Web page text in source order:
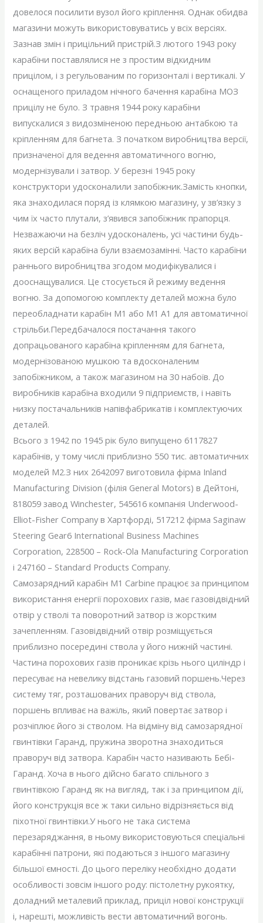
довелося посилити вузол його кріплення. Однак обидва
магазини можуть використовуватись у всіх версіях.
Зазнав змін і прицільний пристрій.З лютого 1943 року
карабіни поставлялися не з простим відкидним
прицілом, і з регульованим по горизонталі і вертикалі. У
оснащеного приладом нічного бачення карабіна МОЗ
прицілу не було. З травня 1944 року карабіни
випускалися з видозміненою передньою антабкою та
кріпленням для багнета. З початком виробництва версії,
призначеної для ведення автоматичного вогню,
модернізували і затвор. У березні 1945 року
конструктори удосконалили запобіжник.Замість кнопки,
яка знаходилася поряд із клямкою магазину, у зв’язку з
чим їх часто плутали, з’явився запобіжник прапорця.
Незважаючи на безліч удосконалень, усі частини будь-
яких версій карабіна були взаємозамінні. Часто карабіни
раннього виробництва згодом модифікувалися і
дооснащувалися. Це стосується й режиму ведення
вогню. За допомогою комплекту деталей можна було
переобладнати карабін M1 або M1 А1 для автоматичної
стрільби.Передбачалося постачання такого
допрацьованого карабіна кріпленням для багнета,
модернізованою мушкою та вдосконаленим
запобіжником, а також магазином на 30 набоїв. До
виробників карабіна входили 9 підприємств, і навіть
низку постачальників напівфабрикатів і комплектуючих
деталей.
Всього з 1942 по 1945 рік було випущено 6117827
карабінів, у тому числі приблизно 550 тис. автоматичних
моделей М2.З них 2642097 виготовила фірма Inland
Manufacturing Division (філія General Motors) в Дейтоні,
818059 завод Winchester, 545616 компанія Underwood-
Elliot-Fisher Company в Хартфорді, 517212 фірма Saginaw
Steering Gear6 International Business Machines
Corporation, 228500 – Rock-Ola Manufacturing Corporation
і 247160 – Standard Products Company.
Самозарядний карабін M1 Carbine працює за принципом
використання енергії порохових газів, має газовідвідний
отвір у стволі та поворотний затвор із жорстким
зачепленням. Газовідвідний отвір розміщується
приблизно посередині ствола у його нижній частині.
Частина порохових газів проникає крізь нього циліндр і
пересуває на невелику відстань газовий поршень.Через
систему тяг, розташованих праворуч від ствола,
поршень впливає на важіль, який повертає затвор і
розчіплює його зі стволом. На відміну від самозарядної
гвинтівки Гаранд, пружина зворотна знаходиться
праворуч від затвора. Карабін часто називають Бебі-
Гаранд. Хоча в нього дійсно багато спільного з
гвинтівкою Гаранд як на вигляд, так і за принципом дії,
його конструкція все ж таки сильно відрізняється від
піхотної гвинтівки.У нього не така система
перезаряджання, в ньому використовуються спеціальні
карабінні патрони, які подаються з іншого магазину
більшої ємності. До цього переліку необхідно додати
особливості зовсім іншого роду: пістолетну рукоятку,
доладний металевий приклад, приціл нової конструкції
і, нарешті, можливість вести автоматичний вогонь.